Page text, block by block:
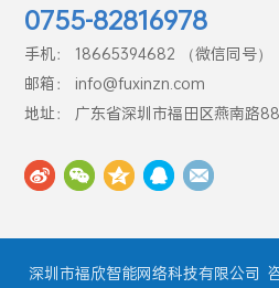
0755-82816978
手机： 18665394682 （微信同号）
邮箱： info@fuxinzn.com
地址： 广东省深圳市福田区燕南路
深圳市福欣智能网络科技有限公司